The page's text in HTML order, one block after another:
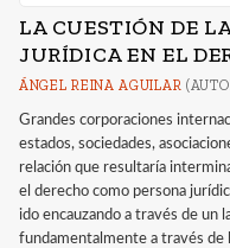
LA CUESTIÓN DE
JURÍDICA EN EL
ÁNGEL REINA AGUILAR
Grandes corporaciones
estados, sociedades,
relación que resultaría
el derecho como persona
ido encauzando a través de
fundamentalmente a través de